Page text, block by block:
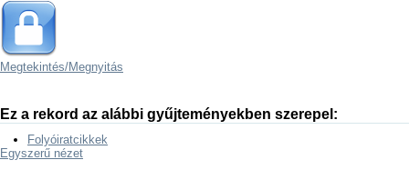
Megtekintés/Megnyitás
Ez a rekord az alábbi gyűjteményekben szerepel:
Folyóiratcikkek
Egyszerű nézet